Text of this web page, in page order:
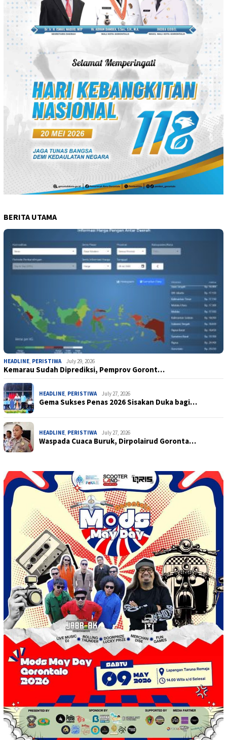
BERITA UTAMA
HEADLINE, PERISTIWA July 29, 2026
Kemarau Sudah Diprediksi, Pemprov Goront…
HEADLINE, PERISTIWA July 27, 2026
Gema Sukses Penas 2026 Sisakan Duka bagi…
HEADLINE, PERISTIWA July 27, 2026
Waspada Cuaca Buruk, Dirpolairud Goronta…